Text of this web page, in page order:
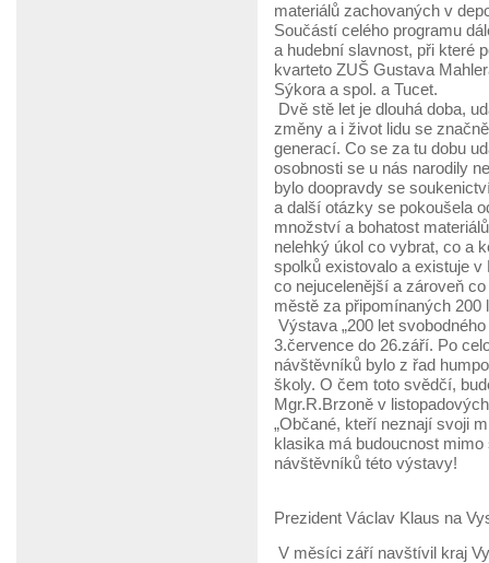
materiálů zachovaných v
Součástí celého programu
a hudební slavnost, při které
kvarteto ZUŠ Gustava
Sýkora a spol. a Tucet.
Dvě stě let je dlouhá doba,
změny a i život lidu se
generací. Co se za tu dobu
osobnosti se u nás narodily
bylo doopravdy se
a další otázky se pokoušela
množství a bohatost
nelehký úkol co vybrat, co a
spolků existovalo a existuje
co nejucelenější a zároveň
městě za připomínaných 200
Výstava „200 let
3.července do 26.září. Po
návštěvníků bylo z řad
školy. O čem toto svědčí,
Mgr.R.Brzoně v
„Občané, kteří neznají svoji
klasika má budoucnost
návštěvníků této výstavy!
Prezident Václav Klaus na
V měsíci září navštívil kraj